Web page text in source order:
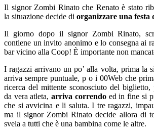
Il signor Zombi Rinato che Renato è stato
la situazione decide di organizzare una festa
Il giorno dopo il signor Zombi Rinato,
contiene un invito anonimo e lo consegna ai
bar vicino alla Coop! È importante non
I ragazzi arrivano un po’ alla volta, prima la
arriva sempre puntuale, p o i 00Web che
ricerca del mittente sconosciuto del
da vera atleta,arriva correndo ed in fine si
che si avvicina e li saluta. I tre ragazzi,
ma il signor Zombi Rinato decide allora di
svela a tutti che è una bambina come le altre.